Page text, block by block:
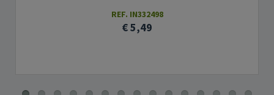
REF. IN332498
€ 5,49